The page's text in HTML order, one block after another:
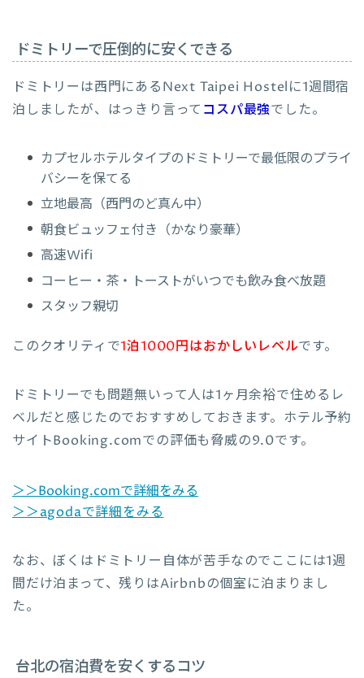
ドミトリーで圧倒的に安くできる
ドミトリーは西門にあるNext Taipei Hostelに1週間宿
泊しましたが、はっきり言って コスパ最強でした。
カプセルホテルタイプのドミトリーで最低限のプライ
バシーを保てる
立地最高（西門のど真ん中）
朝食ビュッフェ付き（かなり豪華）
高速Wifi
コーヒー・茶・トーストがいつでも飲み食べ放題
スタッフ親切
このクオリティで1泊1000円はおかしいレベルです。
ドミトリーでも問題無いって人は1ヶ月余裕で住めるレ
ベルだと感じたのでおすすめしておきます。ホテル予約
サイトBooking.comでの評価も脅威の9.0です。
＞＞Booking.comで詳細をみる
＞＞agodaで詳細をみる
なお、ぼくはドミトリー自体が苦手なのでここには1週
間だけ泊まって、残りはAirbnbの個室に泊まりまし
た。
台北の宿泊費を安くするコツ